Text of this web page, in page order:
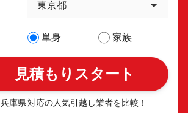
単身 家族
見積もりスタート
兵庫県対応の人気引越し業者を比較！